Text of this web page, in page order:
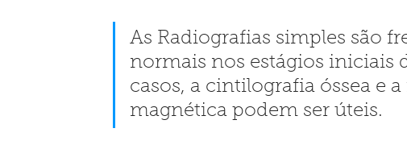
As Radiografias simples são
normais nos estágios iniciais
casos, a cintilografia óssea e
magnética podem ser úteis.